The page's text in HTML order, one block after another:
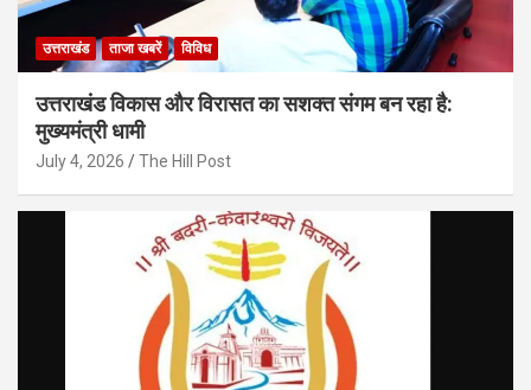
उत्तराखंड ताजा खबरें विविध
उत्तराखंड विकास और विरासत का सशक्त संगम बन रहा है:
मुख्यमंत्री धामी
July 4, 2026 The Hill Post